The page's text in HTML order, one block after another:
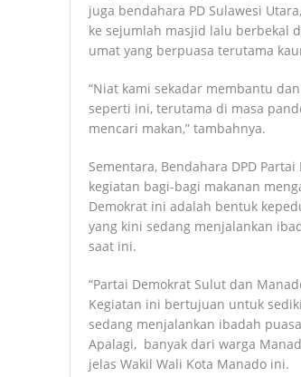
juga bendahara PD Sulawesi
ke sejumlah masjid lalu berbekal
umat yang berpuasa terutama
“Niat kami sekadar membantu
seperti ini, terutama di masa
mencari makan,” tambahnya.
Sementara, Bendahara DPD
kegiatan bagi-bagi makanan
Demokrat ini adalah bentuk
yang kini sedang menjalankan
saat ini.
“Partai Demokrat Sulut dan
Kegiatan ini bertujuan untuk
sedang menjalankan ibadah
Apalagi, banyak dari warga
jelas Wakil Wali Kota Manado ini.